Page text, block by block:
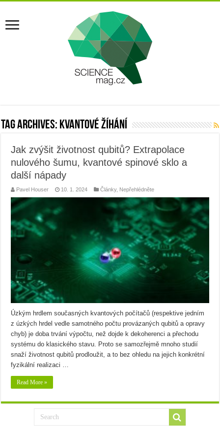
Tag Archives: kvantové žíhání
Jak zvýšit životnost qubitů? Extrapolace
nulového šumu, kvantové spinové sklo a
další nápady
Pavel Houser 10. 1. 2024 Články, Nepřehlédněte
Úzkým hrdlem současných kvantových počítačů (respektive jedním
z úzkých hrdel vedle samotného počtu provázaných qubitů a opravy
chyb) je doba trvání výpočtu, než dojde k dekoherenci a přechodu
systému do klasického stavu. Proto se samozřejmě mnoho studií
snaží životnost qubitů prodloužit, a to bez ohledu na jejich konkrétní
fyzikální realizaci …
Read More »